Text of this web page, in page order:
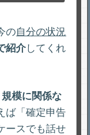
の自分の状況
紹介してくれ
規模に関係な
ば「確定申告
ースでも話せ